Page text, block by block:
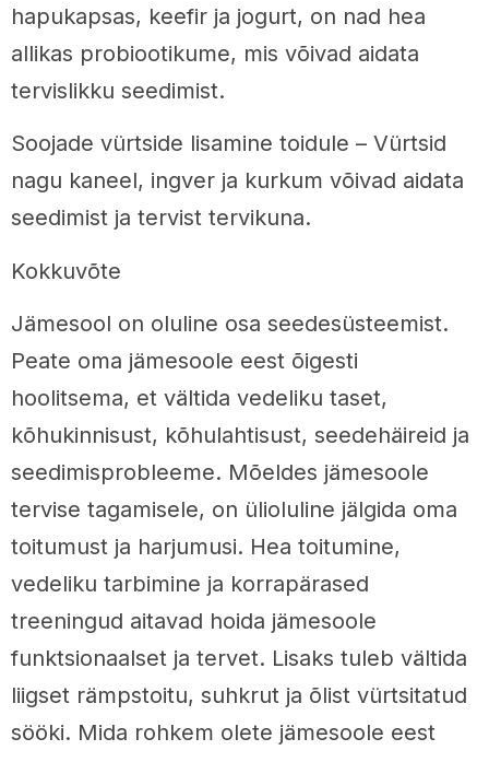
hapukapsas, keefir ja jogurt, on nad hea
allikas probiootikume, mis võivad aidata
tervislikku seedimist.
Soojade vürtside lisamine toidule – Vürtsid
nagu kaneel, ingver ja kurkum võivad aidata
seedimist ja tervist tervikuna.
Kokkuvõte
Jämesool on oluline osa seedesüsteemist.
Peate oma jämesoole eest õigesti
hoolitsema, et vältida vedeliku taset,
kõhukinnisust, kõhulahtisust, seedehäireid ja
seedimisprobleeme. Mõeldes jämesoole
tervise tagamisele, on ülioluline jälgida oma
toitumust ja harjumusi. Hea toitumine,
vedeliku tarbimine ja korrapärased
treeningud aitavad hoida jämesoole
funktsionaalset ja tervet. Lisaks tuleb vältida
liigset rämpstoitu, suhkrut ja õlist vürtsitatud
sööki. Mida rohkem olete jämesoole eest